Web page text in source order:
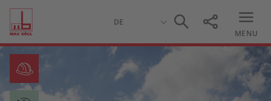
MENU